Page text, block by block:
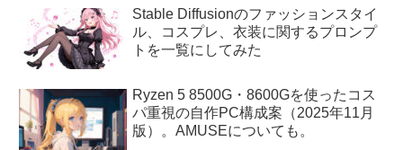
Stable Diffusionのファッションスタイ
ル、コスプレ、衣装に関するプロンプ
トを一覧にしてみた
Ryzen 5 8500G・8600Gを使ったコス
パ重視の自作PC構成案（2025年11月
版）。AMUSEについても。